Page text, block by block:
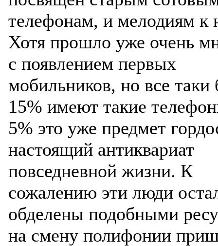
телефонам, и мелодиям к
Хотя прошло уже очень
с появлением первых
мобильников, но все таки
15% имеют такие
5% это уже предмет
настоящий антиквариат
повседневной жизни. К
сожалению эти люди
обделены подобными
на смену полифонии